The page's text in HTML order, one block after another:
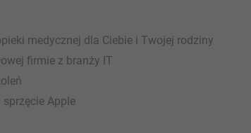
medycznej dla Ciebie i Twojej rodziny
firmie z branży IT
Apple